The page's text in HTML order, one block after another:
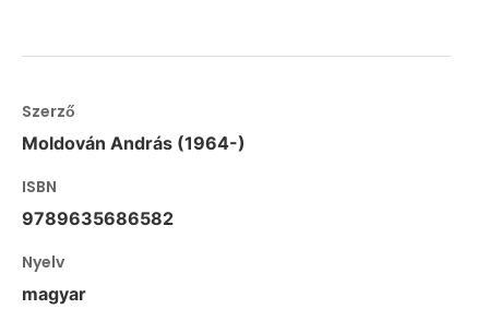
Szerző
Moldován András (1964-)
ISBN
9789635686582
Nyelv
magyar